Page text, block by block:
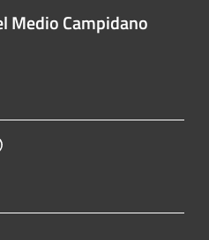
Medio Campidano